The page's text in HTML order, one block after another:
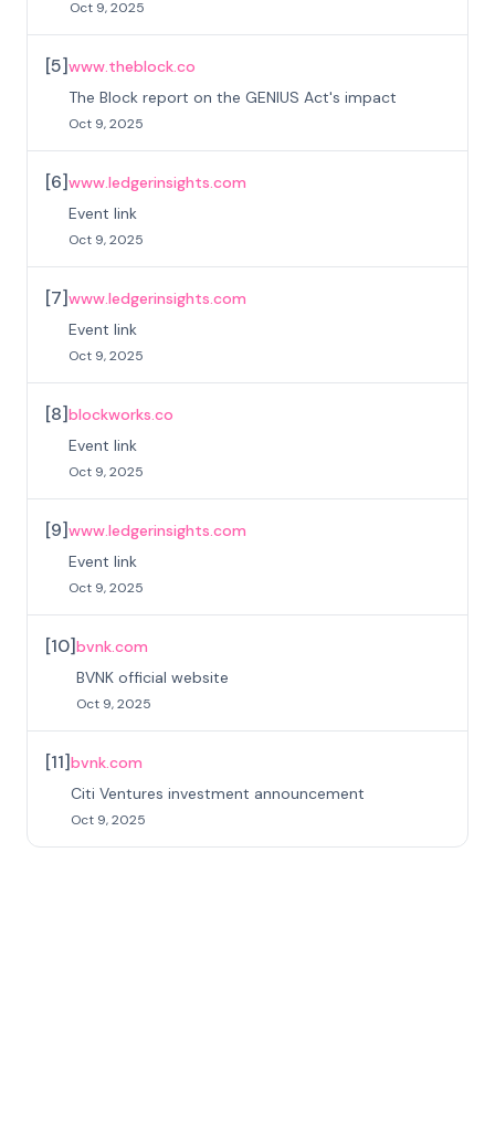
Oct 9, 2025
[5]www.theblock.co
The Block report on the GENIUS Act's impact
Oct 9, 2025
[6]www.ledgerinsights.com
Event link
Oct 9, 2025
[7]www.ledgerinsights.com
Event link
Oct 9, 2025
[8]blockworks.co
Event link
Oct 9, 2025
[9]www.ledgerinsights.com
Event link
Oct 9, 2025
[10]bvnk.com
BVNK official website
Oct 9, 2025
[11]bvnk.com
Citi Ventures investment announcement
Oct 9, 2025